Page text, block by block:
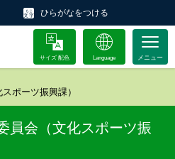
ひらがなをつける
サイズ 配色 Language
ポーツ振興課）
員会（文化スポーツ振